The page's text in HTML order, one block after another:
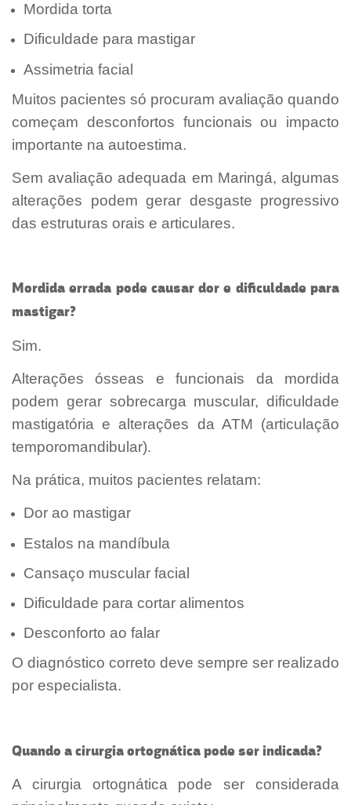
Mordida torta
Dificuldade para mastigar
Assimetria facial
Muitos pacientes só procuram avaliação quando
começam desconfortos funcionais ou impacto
importante na autoestima.
Sem avaliação adequada em Maringá, algumas
alterações podem gerar desgaste progressivo
das estruturas orais e articulares.
Mordida errada pode causar dor e dificuldade para
mastigar?
Sim.
Alterações ósseas e funcionais da mordida
podem gerar sobrecarga muscular, dificuldade
mastigatória e alterações da ATM (articulação
temporomandibular).
Na prática, muitos pacientes relatam:
Dor ao mastigar
Estalos na mandíbula
Cansaço muscular facial
Dificuldade para cortar alimentos
Desconforto ao falar
O diagnóstico correto deve sempre ser realizado
por especialista.
Quando a cirurgia ortognática pode ser indicada?
A cirurgia ortognática pode ser considerada